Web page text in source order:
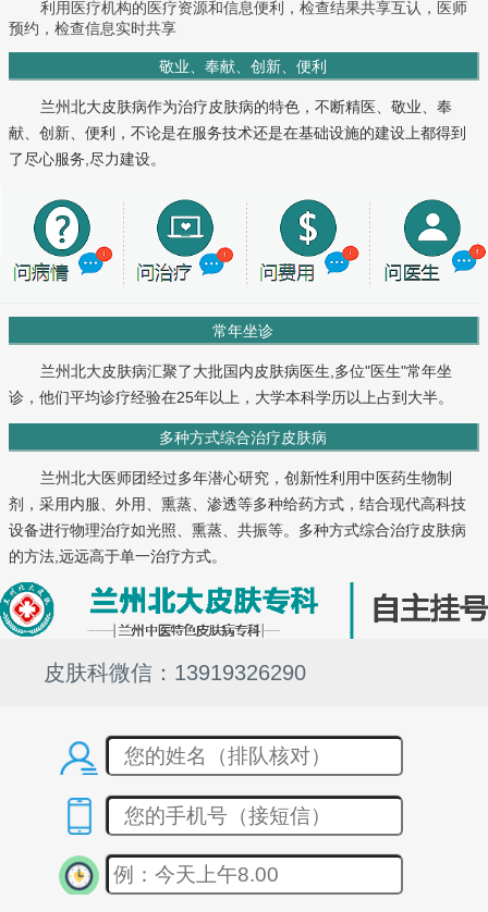
利用医疗机构的医疗资源和信息便利，检查结果共享互认，医师
预约，检查信息实时共享
敬业、奉献、创新、便利
兰州北大皮肤病作为治疗皮肤病的特色，不断精医、敬业、奉
献、创新、便利，不论是在服务技术还是在基础设施的建设上都得到
了尽心服务,尽力建设。
常年坐诊
兰州北大皮肤病汇聚了大批国内皮肤病医生,多位"医生"常年坐
诊，他们平均诊疗经验在25年以上，大学本科学历以上占到大半。
多种方式综合治疗皮肤病
兰州北大医师团经过多年潜心研究，创新性利用中医药生物制
剂，采用内服、外用、熏蒸、渗透等多种给药方式，结合现代高科技
设备进行物理治疗如光照、熏蒸、共振等。多种方式综合治疗皮肤病
的方法,远远高于单一治疗方式。
皮肤科微信：13919326290